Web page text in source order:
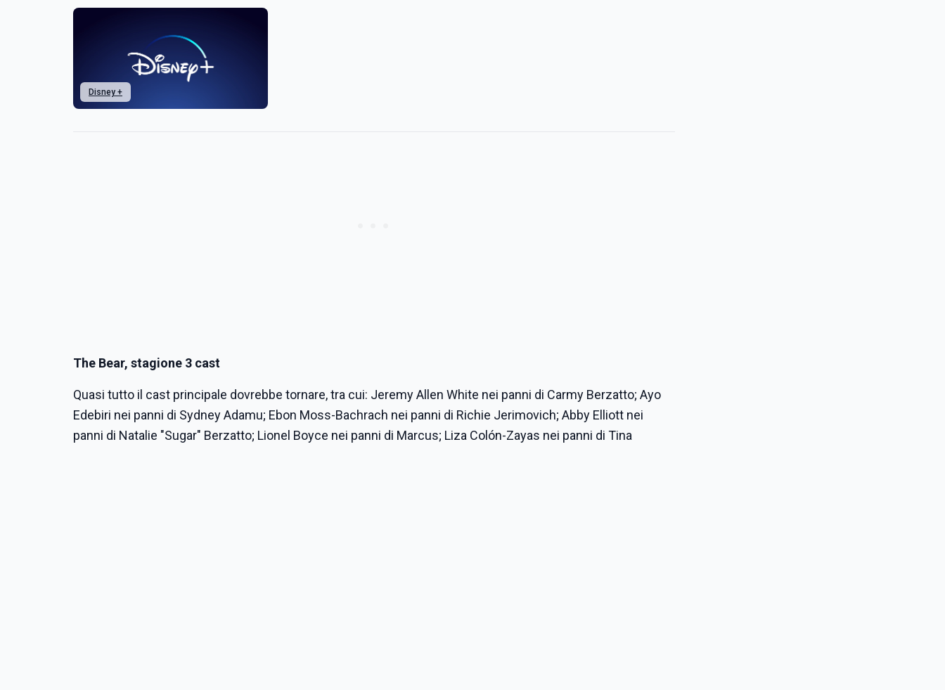
Disney +
The Bear, stagione 3 cast
Quasi tutto il cast principale dovrebbe tornare, tra cui: Jeremy Allen White nei panni di Carmy Berzatto; Ayo
Edebiri nei panni di Sydney Adamu; Ebon Moss-Bachrach nei panni di Richie Jerimovich; Abby Elliott nei
panni di Natalie "Sugar" Berzatto; Lionel Boyce nei panni di Marcus; Liza Colón-Zayas nei panni di Tina